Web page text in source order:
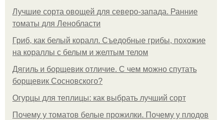
Лучшие сорта овощей для северо-запада. Ранние
томаты для Ленобласти
Гриб, как белый коралл. Съедобные грибы, похожие
на кораллы с белым и желтым телом
Дягиль и борщевик отличие. С чем можно спутать
борщевик Сосновского?
Огурцы для теплицы: как выбрать лучший сорт
Почему у томатов белые прожилки. Почему у плодов